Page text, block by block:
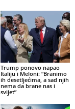
Trump ponovo napao
Italiju i Meloni: “Branimo
ih desetljećima, a sad njih
nema da brane nas i
svijet”